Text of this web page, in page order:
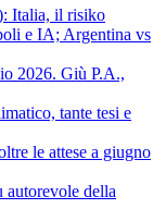
Italia, il risiko
e IA; Argentina vs
2026. Giù P.A.,
tante tesi e
le attese a giugno
della